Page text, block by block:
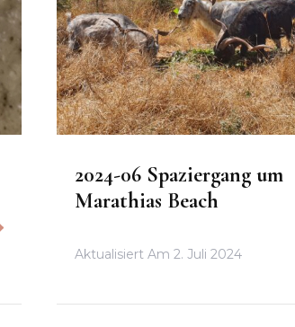
2024-06 Spaziergang um
Marathias Beach
Aktualisiert Am 2. Juli 2024